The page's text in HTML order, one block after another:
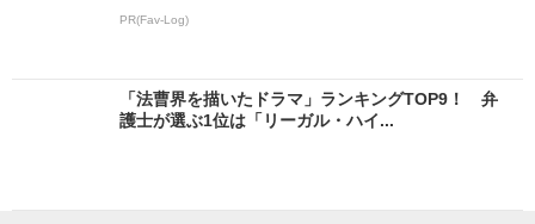
PR(Fav-Log)
「法曹界を描いたドラマ」ランキングTOP9！ 弁
護士が選ぶ1位は「リーガル・ハイ...